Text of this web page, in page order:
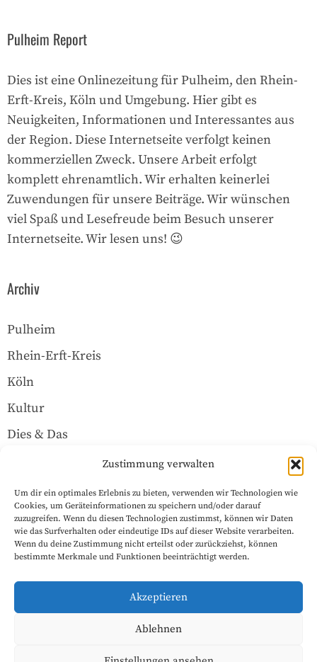
Zustimmung verwalten
Um dir ein optimales Erlebnis zu bieten, verwenden wir Technologien wie
Cookies, um Geräteinformationen zu speichern und/oder darauf
zuzugreifen. Wenn du diesen Technologien zustimmst, können wir Daten
wie das Surfverhalten oder eindeutige IDs auf dieser Website verarbeiten.
Wenn du deine Zustimmung nicht erteilst oder zurückziehst, können
bestimmte Merkmale und Funktionen beeinträchtigt werden.
Akzeptieren
Ablehnen
Pulheim Report
Dies ist eine Onlinezeitung für Pulheim, den Rhein-
Erft-Kreis, Köln und Umgebung. Hier gibt es
Neuigkeiten, Informationen und Interessantes aus
der Region. Diese Internetseite verfolgt keinen
kommerziellen Zweck. Unsere Arbeit erfolgt
komplett ehrenamtlich. Wir erhalten keinerlei
Zuwendungen für unsere Beiträge. Wir wünschen
viel Spaß und Lesefreude beim Besuch unserer
Internetseite. Wir lesen uns! 😉
Archiv
Pulheim
Rhein-Erft-Kreis
Köln
Kultur
Dies & Das
Rechtliches
Datenschutzerklärung
Impressum
Cookie-Richtlinie (EU)